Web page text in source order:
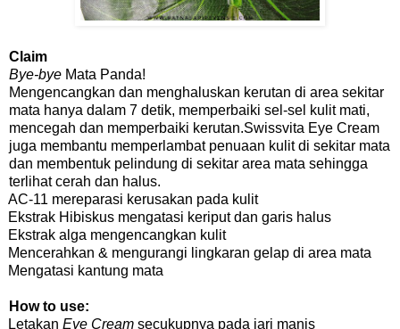
Claim
Bye-bye Mata Panda!
Mengencangkan dan menghaluskan kerutan di area sekitar
mata hanya dalam 7 detik, memperbaiki sel-sel kulit mati,
mencegah dan memperbaiki kerutan.Swissvita Eye Cream
juga membantu memperlambat penuaan kulit di sekitar mata
dan membentuk pelindung di sekitar area mata sehingga
terlihat cerah dan halus.
AC-11 mereparasi kerusakan pada kulit
Ekstrak Hibiskus mengatasi keriput dan garis halus
Ekstrak alga mengencangkan kulit
Mencerahkan & mengurangi lingkaran gelap di area mata
Mengatasi kantung mata
How to use:
Letakan Eye Cream secukupnya pada jari manis